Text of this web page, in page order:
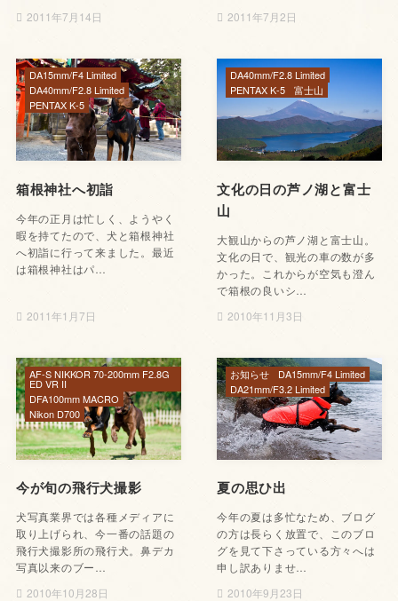
2011年7月14日
2011年7月2日
箱根神社へ初詣
今年の正月は忙しく、ようやく
暇を持てたので、犬と箱根神社
へ初詣に行って来ました。最近
は箱根神社はパ…
2011年1月7日
DA15mm/F4 Limited
DA40mm/F2.8 Limited
PENTAX K-5
文化の日の芦ノ湖と富士
山
大観山からの芦ノ湖と富士山。
文化の日で、観光の車の数が多
かった。これからが空気も澄ん
で箱根の良いシ…
2010年11月3日
DA40mm/F2.8 Limited
PENTAX K-5
富士山
今が旬の飛行犬撮影
犬写真業界では各種メディアに
取り上げられ、今一番の話題の
飛行犬撮影所の飛行犬。鼻デカ
写真以来のブー…
2010年10月28日
AF-S NIKKOR 70-200mm F2.8G
ED VR II
DFA100mm MACRO
Nikon D700
夏の思ひ出
今年の夏は多忙なため、ブログ
の方は長らく放置で、このブロ
グを見て下さっている方々へは
申し訳ありませ…
2010年9月23日
お知らせ
DA15mm/F4 Limited
DA21mm/F3.2 Limited